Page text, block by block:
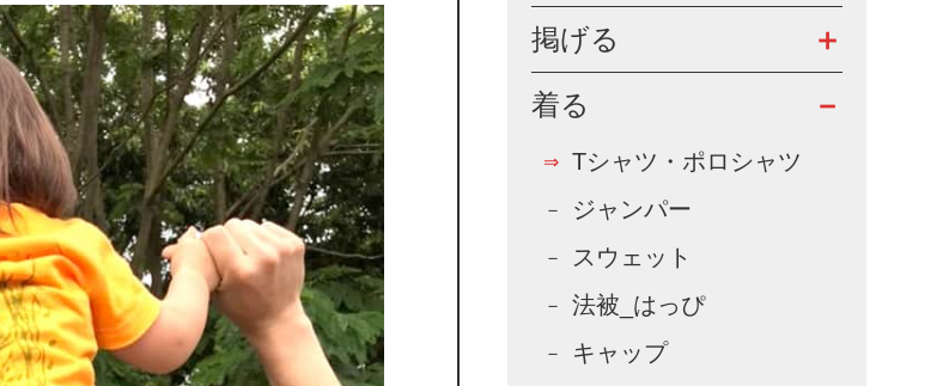
掲げる
着る
Tシャツ・ポロシャツ
ジャンパー
スウェット
法被_はっぴ
キャップ